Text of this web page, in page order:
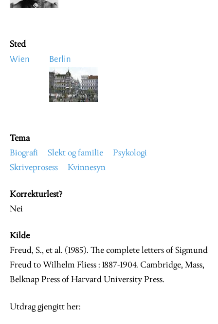
Sted
Wien
Berlin
Image
Tema
Biografi
Slekt og familie
Psykologi
Skriveprosess
Kvinnesyn
Korrekturlest?
Nei
Kilde
Freud, S., et al. (1985). The complete letters of Sigmund
Freud to Wilhelm Fliess : 1887-1904. Cambridge, Mass,
Belknap Press of Harvard University Press.
Utdrag gjengitt her: